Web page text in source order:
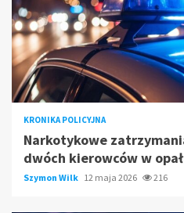
KRONIKA POLICYJNA
Narkotykowe
dwóch kierowców w
Szymon Wilk 12 maja 2026 216